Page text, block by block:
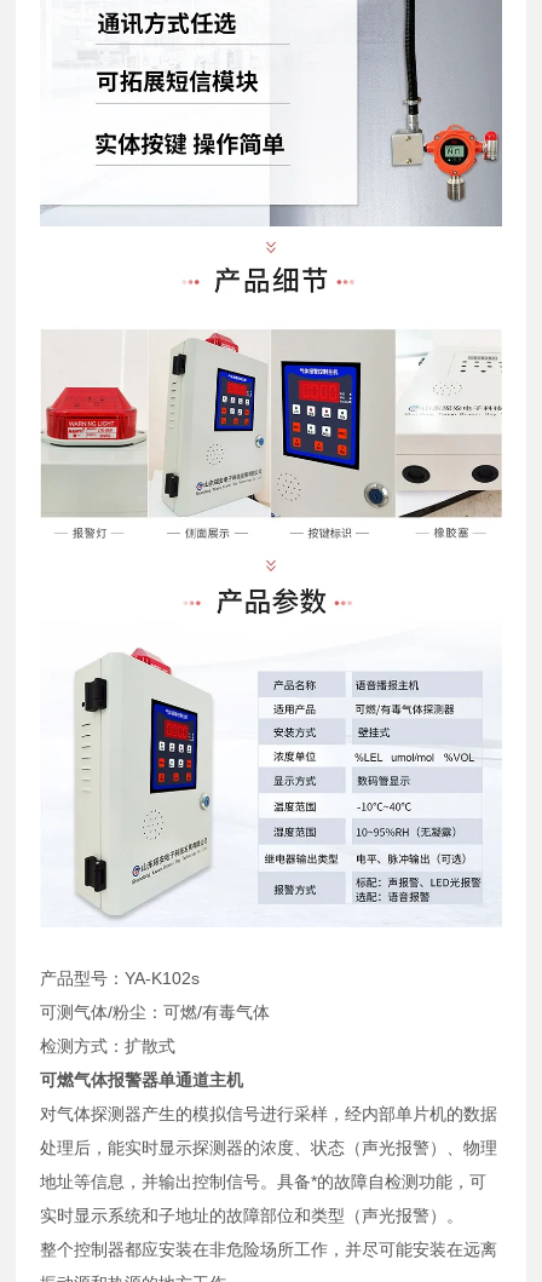
产品型号：YA-K102s
可测气体/粉尘：可燃/有毒气体
检测方式：扩散式
可燃气体报警器单通道主机
对气体探测器产生的模拟信号进行采样，经内部单片机的数据
处理后，能实时显示探测器的浓度、状态（声光报警）、物理
地址等信息，并输出控制信号。具备*的故障自检测功能，可
实时显示系统和子地址的故障部位和类型（声光报警）。
整个控制器都应安装在非危险场所工作，并尽可能安装在远离